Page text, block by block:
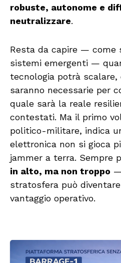
robuste, autonome e
neutralizzare.
Resta da capire — come
sistemi emergenti —
tecnologia potrà
saranno necessarie per
quale sarà la reale
contestati. Ma il primo
politico-militare, indica
elettronica non si gioca
jammer a terra. Sempre
in alto, ma non troppo
stratosfera può
vantaggio operativo.